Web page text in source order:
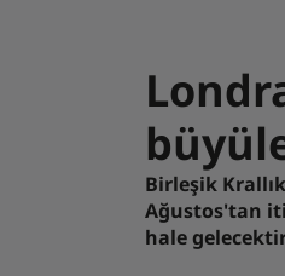
Birleşik
Ağustos'tan
hale